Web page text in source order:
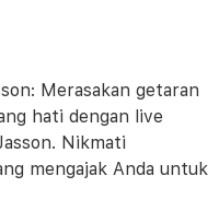
Merasakan getaran
hati dengan live
Nikmati
mengajak Anda untuk